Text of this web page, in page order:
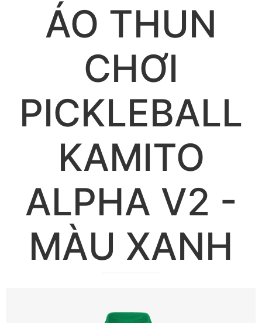
ÁO THUN
CHƠI
PICKLEBALL
KAMITO
ALPHA V2 -
MÀU XANH